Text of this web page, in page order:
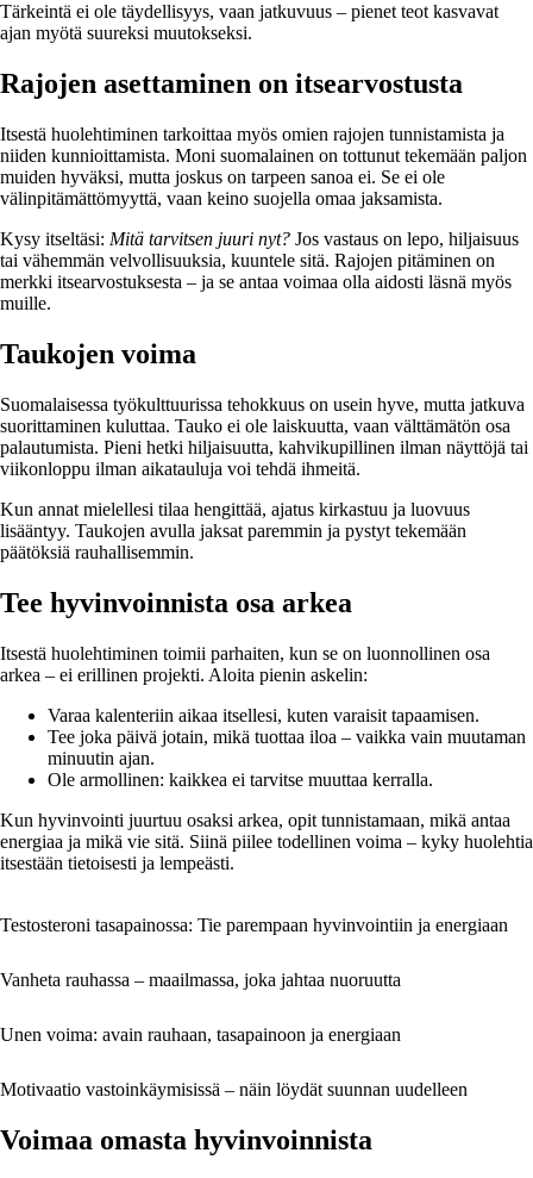
Tärkeintä ei ole täydellisyys, vaan jatkuvuus – pienet teot kasvavat
ajan myötä suureksi muutokseksi.
Rajojen asettaminen on itsearvostusta
Itsestä huolehtiminen tarkoittaa myös omien rajojen tunnistamista ja
niiden kunnioittamista. Moni suomalainen on tottunut tekemään paljon
muiden hyväksi, mutta joskus on tarpeen sanoa ei. Se ei ole
välinpitämättömyyttä, vaan keino suojella omaa jaksamista.
Kysy itseltäsi: Mitä tarvitsen juuri nyt? Jos vastaus on lepo, hiljaisuus
tai vähemmän velvollisuuksia, kuuntele sitä. Rajojen pitäminen on
merkki itsearvostuksesta – ja se antaa voimaa olla aidosti läsnä myös
muille.
Taukojen voima
Suomalaisessa työkulttuurissa tehokkuus on usein hyve, mutta jatkuva
suorittaminen kuluttaa. Tauko ei ole laiskuutta, vaan välttämätön osa
palautumista. Pieni hetki hiljaisuutta, kahvikupillinen ilman näyttöjä tai
viikonloppu ilman aikatauluja voi tehdä ihmeitä.
Kun annat mielellesi tilaa hengittää, ajatus kirkastuu ja luovuus
lisääntyy. Taukojen avulla jaksat paremmin ja pystyt tekemään
päätöksiä rauhallisemmin.
Tee hyvinvoinnista osa arkea
Itsestä huolehtiminen toimii parhaiten, kun se on luonnollinen osa
arkea – ei erillinen projekti. Aloita pienin askelin:
Varaa kalenteriin aikaa itsellesi, kuten varaisit tapaamisen.
Tee joka päivä jotain, mikä tuottaa iloa – vaikka vain muutaman
minuutin ajan.
Ole armollinen: kaikkea ei tarvitse muuttaa kerralla.
Kun hyvinvointi juurtuu osaksi arkea, opit tunnistamaan, mikä antaa
energiaa ja mikä vie sitä. Siinä piilee todellinen voima – kyky huolehtia
itsestään tietoisesti ja lempeästi.
Testosteroni tasapainossa: Tie parempaan hyvinvointiin ja energiaan
Vanheta rauhassa – maailmassa, joka jahtaa nuoruutta
Unen voima: avain rauhaan, tasapainoon ja energiaan
Motivaatio vastoinkäymisissä – näin löydät suunnan uudelleen
Voimaa omasta hyvinvoinnista